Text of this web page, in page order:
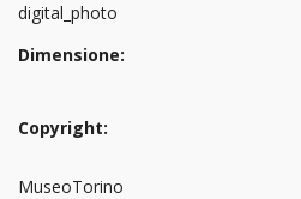
digital_photo
Dimensione:
Copyright:
MuseoTorino